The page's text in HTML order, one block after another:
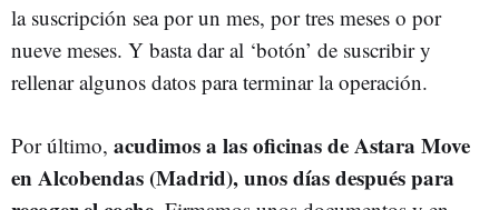
la suscripción sea por un mes, por tres meses o por
nueve meses. Y basta dar al ‘botón’ de suscribir y
rellenar algunos datos para terminar la operación.
Por último, acudimos a las oficinas de Astara Move
en Alcobendas (Madrid), unos días después para